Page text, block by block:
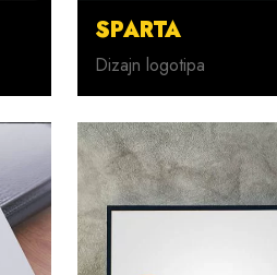
SPARTA
Dizajn logotipa